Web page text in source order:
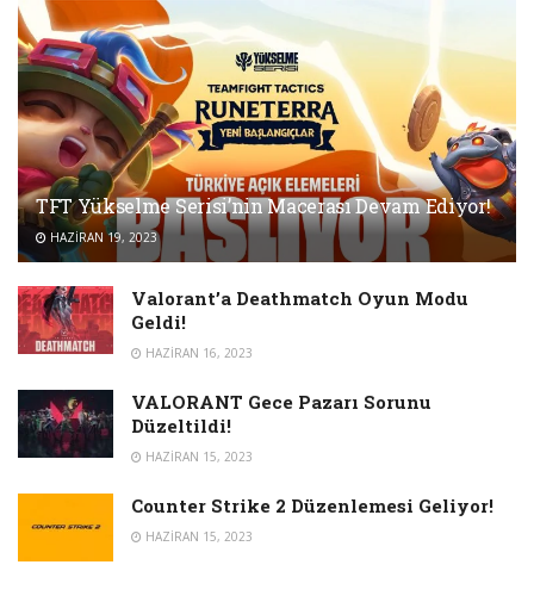
TFT Yükselme Serisi’nin Macerası Devam Ediyor!
HAZIRAN 19, 2023
Valorant’a Deathmatch Oyun Modu
Geldi!
HAZIRAN 16, 2023
VALORANT Gece Pazarı Sorunu
Düzeltildi!
HAZIRAN 15, 2023
Counter Strike 2 Düzenlemesi Geliyor!
HAZIRAN 15, 2023